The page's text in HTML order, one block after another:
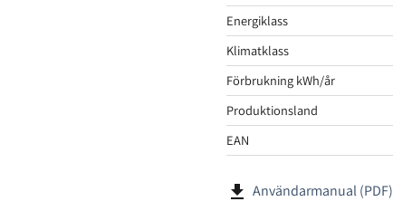
Energiklass
Klimatklass
Förbrukning kWh/år
Produktionsland
EAN
file_download Användarmanual (PDF)